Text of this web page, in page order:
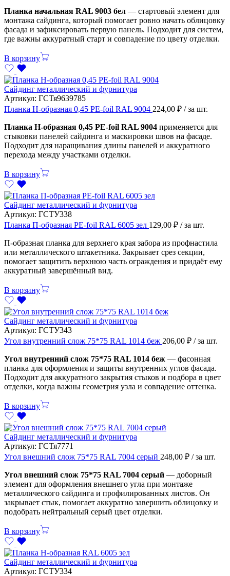
Планка начальная RAL 9003 бел — стартовый элемент для
монтажа сайдинга, который помогает ровно начать облицовку
фасада и зафиксировать первую панель. Подходит для систем,
где важны аккуратный старт и совпадение по цвету отделки.
В корзину
Сайдинг металлический и фурнитура
Артикул: ГСТя9639785
Планка H-образная 0,45 PE-foil RAL 9004 224,00 ₽ / за шт.
Планка H-образная 0,45 PE-foil RAL 9004 применяется для
стыковки панелей сайдинга и маскировки швов на фасаде.
Подходит для наращивания длины панелей и аккуратного
перехода между участками отделки.
В корзину
Сайдинг металлический и фурнитура
Артикул: ГСТУ338
Планка П-образная PE-foil RAL 6005 зел 129,00 ₽ / за шт.
П-образная планка для верхнего края забора из профнастила
или металлического штакетника. Закрывает срез секции,
помогает защитить верхнюю часть ограждения и придаёт ему
аккуратный завершённый вид.
В корзину
Сайдинг металлический и фурнитура
Артикул: ГСТУ343
Угол внутренний слож 75*75 RAL 1014 беж 206,00 ₽ / за шт.
Угол внутренний слож 75*75 RAL 1014 беж — фасонная
планка для оформления и защиты внутренних углов фасада.
Подходит для аккуратного закрытия стыков и подбора в цвет
отделки, когда важны геометрия узла и совпадение оттенка.
В корзину
Сайдинг металлический и фурнитура
Артикул: ГСТя7771
Угол внешний слож 75*75 RAL 7004 серый 248,00 ₽ / за шт.
Угол внешний слож 75*75 RAL 7004 серый — доборный
элемент для оформления внешнего угла при монтаже
металлического сайдинга и профилированных листов. Он
закрывает стык, помогает аккуратно завершить облицовку и
подобрать нейтральный серый цвет отделки.
В корзину
Сайдинг металлический и фурнитура
Артикул: ГСТУ334